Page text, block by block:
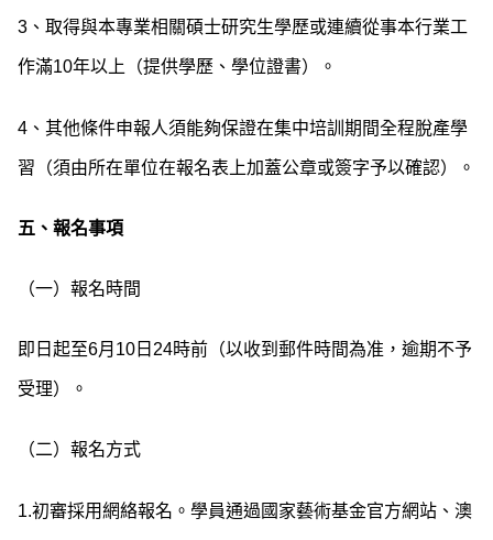
3、取得與本專業相關碩士研究生學歷或連續從事本行業工
作滿10年以上（提供學歷、學位證書）。
4、其他條件申報人須能夠保證在集中培訓期間全程脫產學
習（須由所在單位在報名表上加蓋公章或簽字予以確認）。
五、報名事項
（一）報名時間
即日起至6月10日24時前（以收到郵件時間為准，逾期不予
受理）。
（二）報名方式
1.初審採用網絡報名。學員通過國家藝術基金官方網站、澳